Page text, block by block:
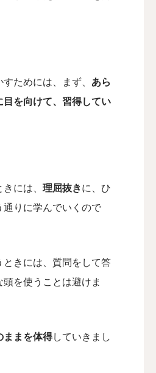
ためには、 まず、 あら
を向けて、 習得してい
には、 理屈抜きに、 ひ
通りに学んでいくので
きには、 質問をして答
頭を使うことは避けま
ままを体得していきまし